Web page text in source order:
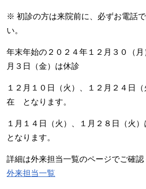
※ 初診の方は来院前に、必ずお電話
い。
年末年始の２０２４年１２月３０（月
月３日（金）は休診
１２月１０日（火）、１２月２４日
在 となります。
１月１４日（火）、１月２８日（火
となります。
詳細は外来担当一覧のページでご確認
外来担当一覧